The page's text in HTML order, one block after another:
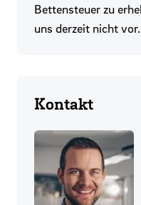
Bettensteuer zu
uns derzeit nicht vor.
Kontakt